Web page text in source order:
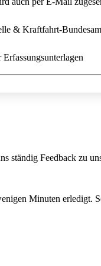
& Kraftfahrt-
ständig Feedback zu
Minuten erledigt.